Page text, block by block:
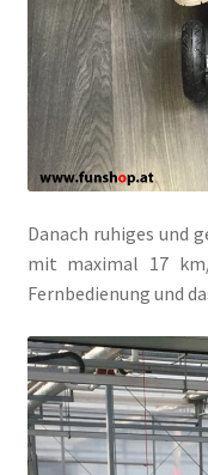
Danach ruhiges und
mit maximal 17
Fernbedienung und